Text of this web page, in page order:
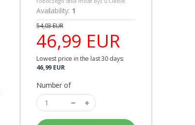
Availability: 1
46,99 EUR
54,03 EUR
Lowest price in the last 30 days:
46,99 EUR
Number of